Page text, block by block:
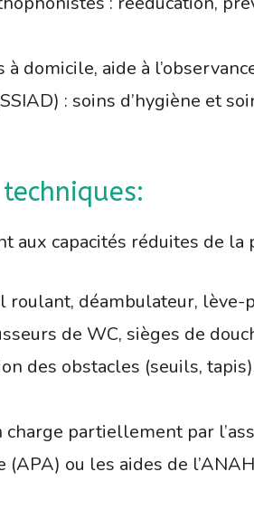
domicile, aide à
: soins d’hygiène et
aux capacités réduites de
déambulateur,
de WC, sièges de
des obstacles (seuils,
partiellement par
ou les aides de